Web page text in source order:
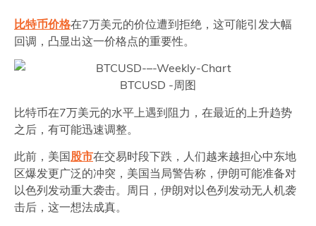
比特币价格在7万美元的价位遭到拒绝，这可能引发大幅
回调，凸显出这一价格点的重要性。
BTCUSD -周图
比特币在7万美元的水平上遇到阻力，在最近的上升趋势
之后，有可能迅速调整。
此前，美国股市在交易时段下跌，人们越来越担心中东地
区爆发更广泛的冲突，美国当局警告称，伊朗可能准备对
以色列发动重大袭击。周日，伊朗对以色列发动无人机袭
击后，这一想法成真。